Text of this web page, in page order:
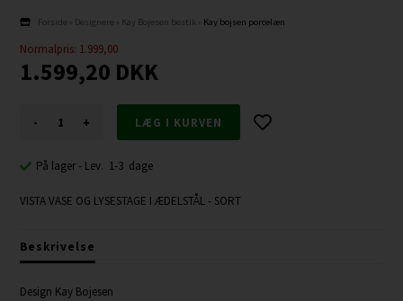
Forside Designere Kay Bojesen bestik Kay bojsen porcelæn
Normalpris: 1.999,00
1.599,20 DKK
- +
På lager - Lev. 1-3 dage
VISTA VASE OG LYSESTAGE I ÆDELSTÅL - SORT
Beskrivelse
Design Kay Bojesen